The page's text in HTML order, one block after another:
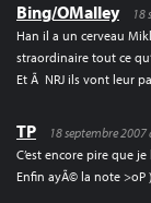
Bing/OMalley
18
Han il a un cerveau
straordinaire tout ce
Et Ã NRJ ils vont leur
TP
18 septembre 2007
C’est encore pire que
Enfin ayÃ© la note >oP )